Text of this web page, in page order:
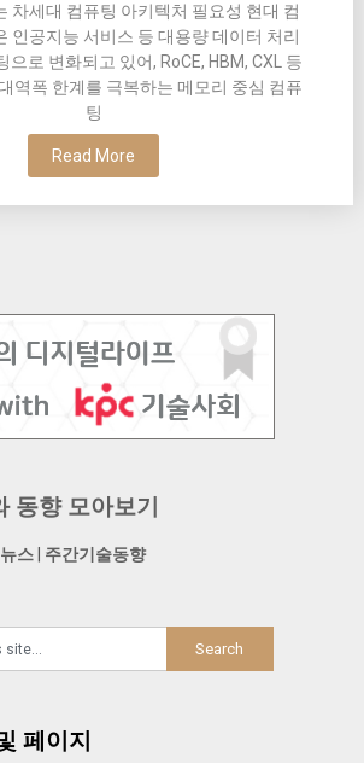
차세대 컴퓨팅 아키텍처 필요성 현대 컴
인공지능 서비스 등 대용량 데이터 처리
으로 변화되고 있어, RoCE, HBM, CXL 등
역폭 한계를 극복하는 메모리 중심 컴퓨
팅
Read More
동향 모아보기
스| 주간기술동향
페이지